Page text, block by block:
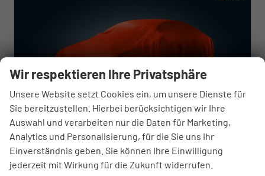
Opel Zafira Life
Wir respektieren Ihre Privatsphäre
Unsere Website setzt Cookies ein, um unsere Dienste für
Sie bereitzustellen. Hierbei berücksichtigen wir Ihre
Auswahl und verarbeiten nur die Daten für Marketing,
Analytics und Personalisierung, für die Sie uns Ihr
Einverständnis geben. Sie können Ihre Einwilligung
jederzeit mit Wirkung für die Zukunft widerrufen.